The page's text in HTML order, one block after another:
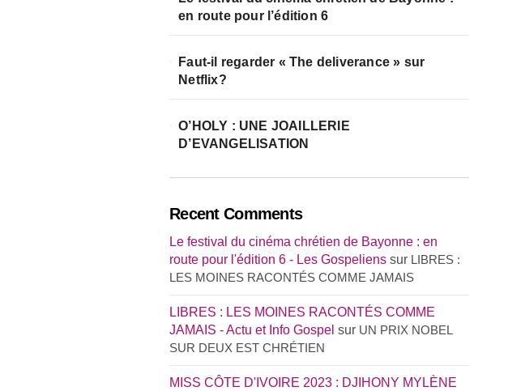
en route pour l’édition 6
Faut-il regarder « The deliverance » sur
Netflix?
O’HOLY : UNE JOAILLERIE
D’EVANGELISATION
Recent Comments
Le festival du cinéma chrétien de Bayonne : en
route pour l'édition 6 - Les Gospeliens sur LIBRES :
LES MOINES RACONTÉS COMME JAMAIS
LIBRES : LES MOINES RACONTÉS COMME
JAMAIS - Actu et Info Gospel sur UN PRIX NOBEL
SUR DEUX EST CHRÉTIEN
MISS CÔTE D'IVOIRE 2023 : DJIHONY MYLÈNE